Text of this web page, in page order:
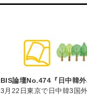
BIS論壇No.474『日中韓
3月22日東京で日中韓3国